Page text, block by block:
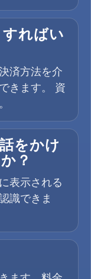
ればい
済方法を介
きます。 資
をかけ
？
表示される
識できま